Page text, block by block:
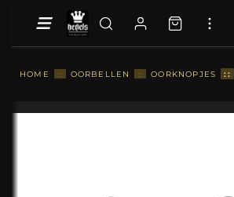
HOME :: OORBELLEN :: OORKNOPJES ::